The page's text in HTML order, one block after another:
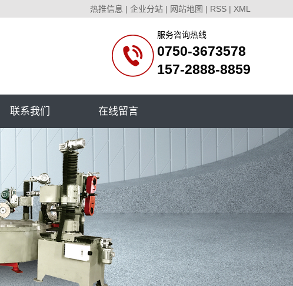
热推信息 | 企业分站 | 网站地图 | RSS | XML
服务咨询热线
0750-3673578
157-2888-8859
联系我们
联系我们
在线留言